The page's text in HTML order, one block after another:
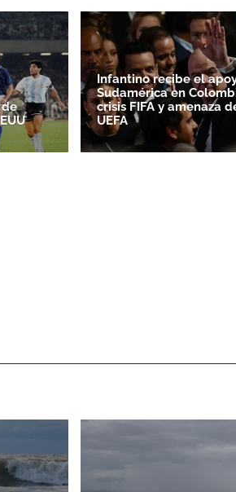
Infantino recibe el
Sudamérica en
crisis FIFA y amenaza
UEFA